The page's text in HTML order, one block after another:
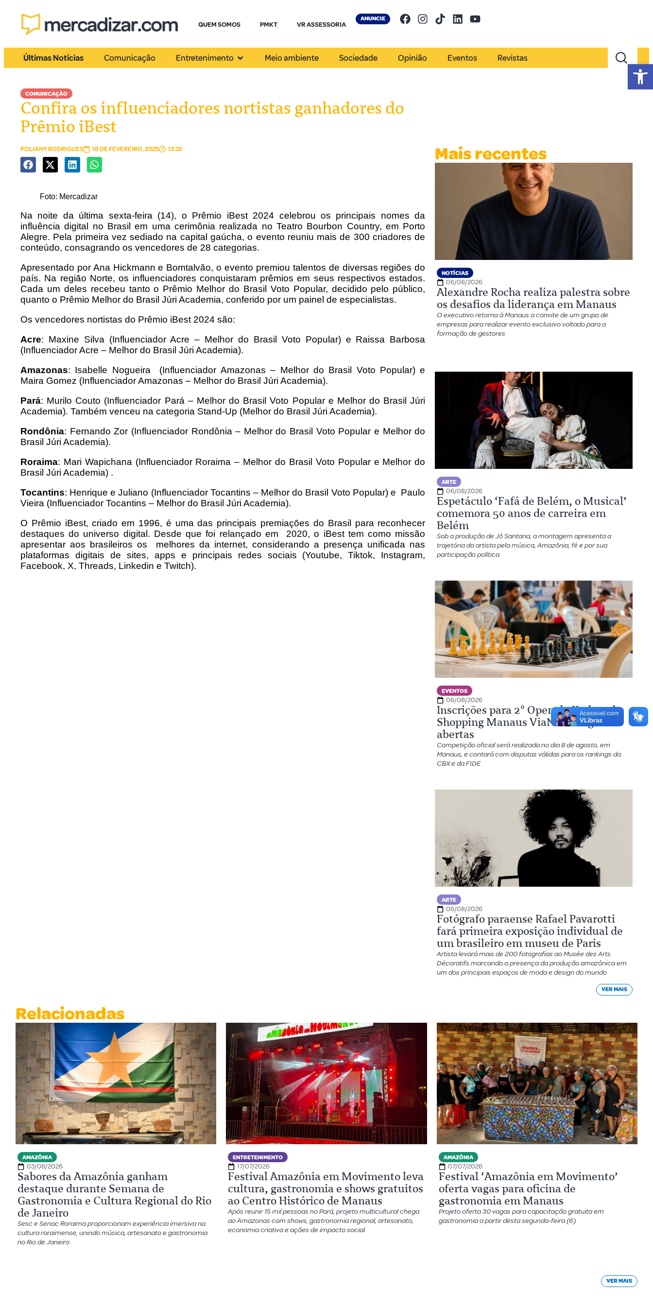
QUEM SOMOS PMKT VR ASSESSORIA
ANUNCIE
Últimas Notícias Comunicação Entretenimento Meio ambiente Sociedade Opinião Eventos Revistas
COMUNICAÇÃO
Confira os influenciadores nortistas ganhadores do
Prêmio iBest
POLIANY RODRIGUES 18 DE FEVEREIRO, 2025 13:32
Foto: Mercadizar
Na noite da última sexta-feira (14), o Prêmio iBest 2024 celebrou os principais nomes da
influência digital no Brasil em uma cerimônia realizada no Teatro Bourbon Country, em Porto
Alegre. Pela primeira vez sediado na capital gaúcha, o evento reuniu mais de 300 criadores de
conteúdo, consagrando os vencedores de 28 categorias.
Apresentado por Ana Hickmann e Bomtalvão, o evento premiou talentos de diversas regiões do
país. Na região Norte, os influenciadores conquistaram prêmios em seus respectivos estados.
Cada um deles recebeu tanto o Prêmio Melhor do Brasil Voto Popular, decidido pelo público,
quanto o Prêmio Melhor do Brasil Júri Academia, conferido por um painel de especialistas.
Os vencedores nortistas do Prêmio iBest 2024 são:
Acre: Maxine Silva (Influenciador Acre – Melhor do Brasil Voto Popular) e Raissa Barbosa
(Influenciador Acre – Melhor do Brasil Júri Academia).
Amazonas: Isabelle Nogueira (Influenciador Amazonas – Melhor do Brasil Voto Popular) e
Maira Gomez (Influenciador Amazonas – Melhor do Brasil Júri Academia).
Pará: Murilo Couto (Influenciador Pará – Melhor do Brasil Voto Popular e Melhor do Brasil Júri
Academia). Também venceu na categoria Stand-Up (Melhor do Brasil Júri Academia).
Rondônia: Fernando Zor (Influenciador Rondônia – Melhor do Brasil Voto Popular e Melhor do
Brasil Júri Academia).
Roraima: Mari Wapichana (Influenciador Roraima – Melhor do Brasil Voto Popular e Melhor do
Brasil Júri Academia) .
Tocantins: Henrique e Juliano (Influenciador Tocantins – Melhor do Brasil Voto Popular) e Paulo
Vieira (Influenciador Tocantins – Melhor do Brasil Júri Academia).
O Prêmio iBest, criado em 1996, é uma das principais premiações do Brasil para reconhecer
destaques do universo digital. Desde que foi relançado em 2020, o iBest tem como missão
apresentar aos brasileiros os melhores da internet, considerando a presença unificada nas
plataformas digitais de sites, apps e principais redes sociais (Youtube, Tiktok, Instagram,
Facebook, X, Threads, Linkedin e Twitch).
Mais recentes
NOTÍCIAS
06/08/2026
Alexandre Rocha realiza palestra sobre
os desafios da liderança em Manaus
O executivo retorna à Manaus a convite de um grupo de
empresas para realizar evento exclusivo voltado para a
formação de gestores
ARTE
06/08/2026
Espetáculo ‘Fafá de Belém, o Musical’
comemora 50 anos de carreira em
Belém
Sob a produção de Jô Santana, a montagem apresenta a
trajetória da artista pela música, Amazônia, fé e por sua
participação política
EVENTOS
06/08/2026
Inscrições para 2º Open de Xadrez do
Shopping Manaus ViaNorte seguem
abertas
Competição oficial será realizada no dia 8 de agosto, em
Manaus, e contará com disputas válidas para os rankings da
CBX e da FIDE
ARTE
06/08/2026
Fotógrafo paraense Rafael Pavarotti
fará primeira exposição individual de
um brasileiro em museu de Paris
Artista levará mais de 200 fotografias ao Musée des Arts
Décoratifs marcando a presença da produção amazônica em
um dos principais espaços de moda e design do mundo
VER MAIS
Relacionadas
AMAZÔNIA
03/08/2026
Sabores da Amazônia ganham
destaque durante Semana de
Gastronomia e Cultura Regional do Rio
de Janeiro
Sesc e Senac Roraima proporcionam experiência imersiva na
cultura roraimense, unindo música, artesanato e gastronomia
no Rio de Janeiro
ENTRETENIMENTO
17/07/2026
Festival Amazônia em Movimento leva
cultura, gastronomia e shows gratuitos
ao Centro Histórico de Manaus
Após reunir 15 mil pessoas no Pará, projeto multicultural chega
ao Amazonas com shows, gastronomia regional, artesanato,
economia criativa e ações de impacto social
AMAZÔNIA
07/07/2026
Festival ‘Amazônia em Movimento’
oferta vagas para oficina de
gastronomia em Manaus
Projeto oferta 30 vagas para capacitação gratuita em
gastronomia a partir desta segunda-feira (6)
VER MAIS